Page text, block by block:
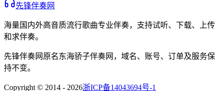
先锋伴奏网
海量国内外高音质流行歌曲专业伴奏，支持试听、下载、上传
和求伴奏。
先锋伴奏网 原名东海骄子伴奏网 ，域名、账号、订单及服务保
持不变。
Copyright © 2014 - 2026浙ICP备14043694号-1